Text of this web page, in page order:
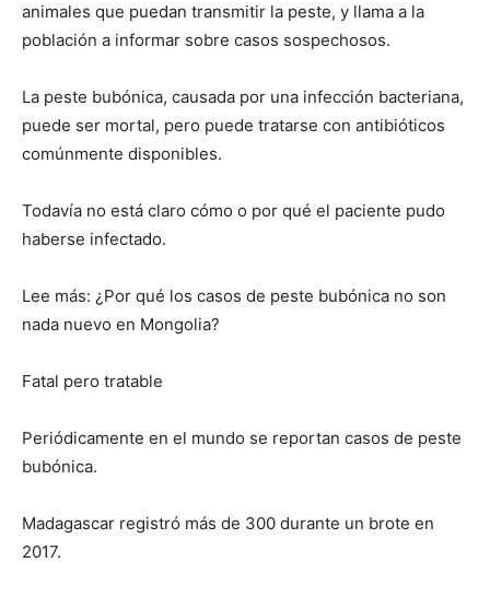
animales que puedan transmitir la peste, y llama a la
población a informar sobre casos sospechosos.
La peste bubónica, causada por una infección bacteriana,
puede ser mortal, pero puede tratarse con antibióticos
comúnmente disponibles.
Todavía no está claro cómo o por qué el paciente pudo
haberse infectado.
Lee más: ¿Por qué los casos de peste bubónica no son
nada nuevo en Mongolia?
Fatal pero tratable
Periódicamente en el mundo se reportan casos de peste
bubónica.
Madagascar registró más de 300 durante un brote en
2017.